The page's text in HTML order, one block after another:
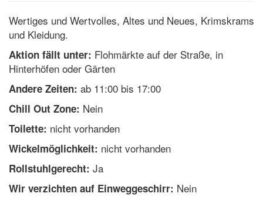
Wertiges und Wertvolles, Altes und Neues, Krimskrams
und Kleidung.
Aktion fällt unter: Flohmärkte auf der Straße, in
Hinterhöfen oder Gärten
Andere Zeiten: ab 11:00 bis 17:00
Chill Out Zone: Nein
Toilette: nicht vorhanden
Wickelmöglichkeit: nicht vorhanden
Rollstuhlgerecht: Ja
Wir verzichten auf Einweggeschirr: Nein